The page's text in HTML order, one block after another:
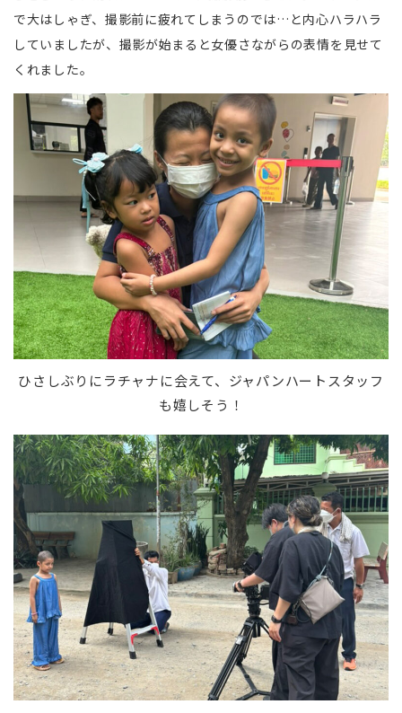
で大はしゃぎ、撮影前に疲れてしまうのでは…と内心ハラハラ
していましたが、撮影が始まると女優さながらの表情を見せて
くれました。
ひさしぶりにラチャナに会えて、ジャパンハートスタッフ
も嬉しそう！